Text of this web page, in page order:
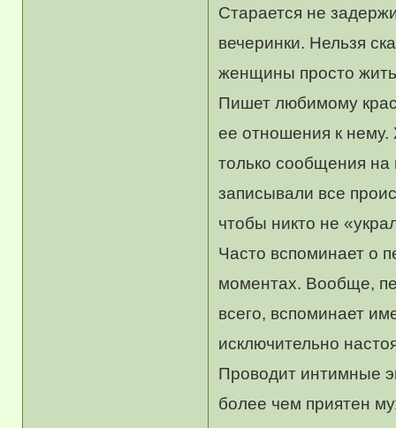
Старается не
вечеринки. Нельзя
женщины просто жить
Пишет любимому
ее отношения к
только сообщения
записывали все
чтобы никто не
Часто вспоминает о
моментах. Вообще,
всего, вспоминает
исключительно
Проводит интимные
более чем приятен